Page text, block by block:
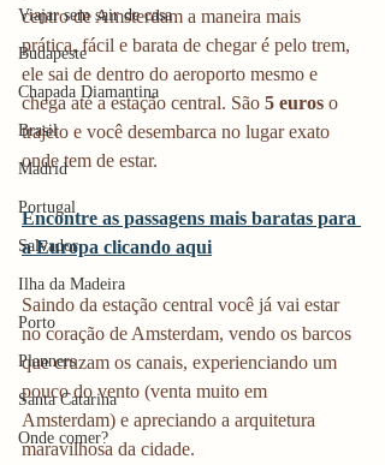
Viajar sem sair de casa
Budapeste
Chapada Diamantina
Brasil
Madrid
Portugal
Salvador
Ilha da Madeira
Porto
Planners
Santa Catarina
Onde comer?
centro de Amsterdam a maneira mais
prática, fácil e barata de chegar é pelo trem,
ele sai de dentro do aeroporto mesmo e
chega até a estação central. São 5 euros o
trajeto e você desembarca no lugar exato
onde tem de estar.
Encontre as passagens mais baratas para
a Europa clicando aqui
Saindo da estação central você já vai estar
no coração de Amsterdam, vendo os barcos
que cruzam os canais, experienciando um
pouco do vento (venta muito em
Amsterdam) e apreciando a arquitetura
maravilhosa da cidade.